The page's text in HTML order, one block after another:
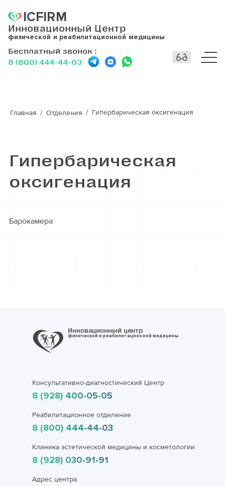
ICFIRM
Инновационный Центр
физической и реабилитационной медицины
Бесплатный звонок :
8 (800) 444-44-03
Главная Отделения Гипербарическая оксигенация
Гипербарическая
оксигенация
Барокамера
Инновационный центр
физической и реабилитационной медицины
Консультативно-диагностический Центр
8 (928) 400-05-05
Реабилитационное отделение
8 (800) 444-44-03
Клиника эстетической медицины и косметологии
8 (928) 030-91-91
Адрес центра